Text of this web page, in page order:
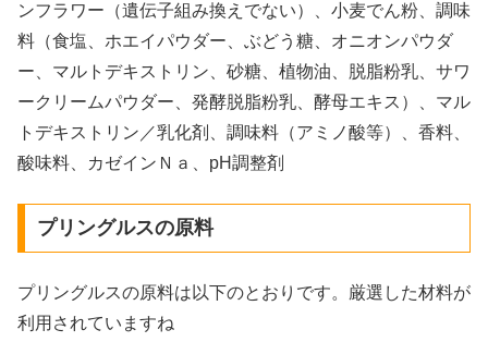
ンフラワー（遺伝子組み換えでない）、小麦でん粉、調味
料（食塩、ホエイパウダー、ぶどう糖、オニオンパウダ
ー、マルトデキストリン、砂糖、植物油、脱脂粉乳、サワ
ークリームパウダー、発酵脱脂粉乳、酵母エキス）、マル
トデキストリン／乳化剤、調味料（アミノ酸等）、香料、
酸味料、カゼインＮａ、pH調整剤
プリングルスの原料
プリングルスの原料は以下のとおりです。厳選した材料が
利用されていますね